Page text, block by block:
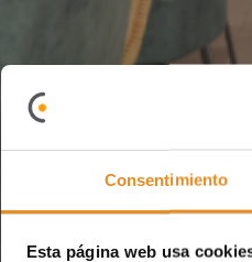
Consentimiento
Esta página web usa